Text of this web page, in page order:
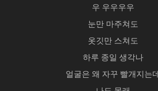
우 우우우우
눈만 마주쳐도
옷깃만 스쳐도
하루 종일 생각나
얼굴은 왜 자꾸 빨개지는데